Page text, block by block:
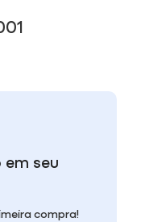
seu
compra!